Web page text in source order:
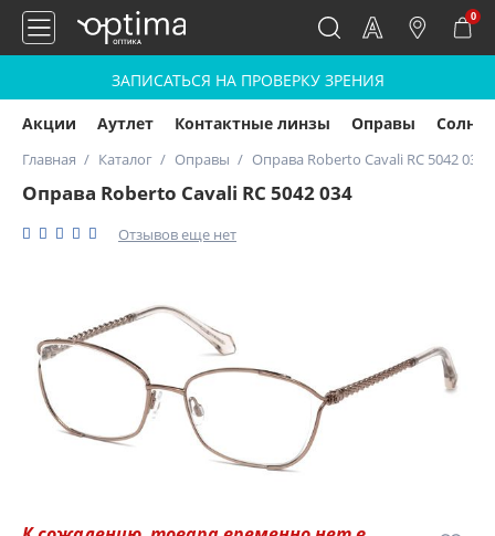
0
ЗАПИСАТЬСЯ НА ПРОВЕРКУ ЗРЕНИЯ
Акции Аутлет Контактные линзы Оправы
Главная Каталог Оправы Оправа Roberto Cavali RC 5042 034
Оправа Roberto Cavali RC 5042 034
Отзывов еще нет